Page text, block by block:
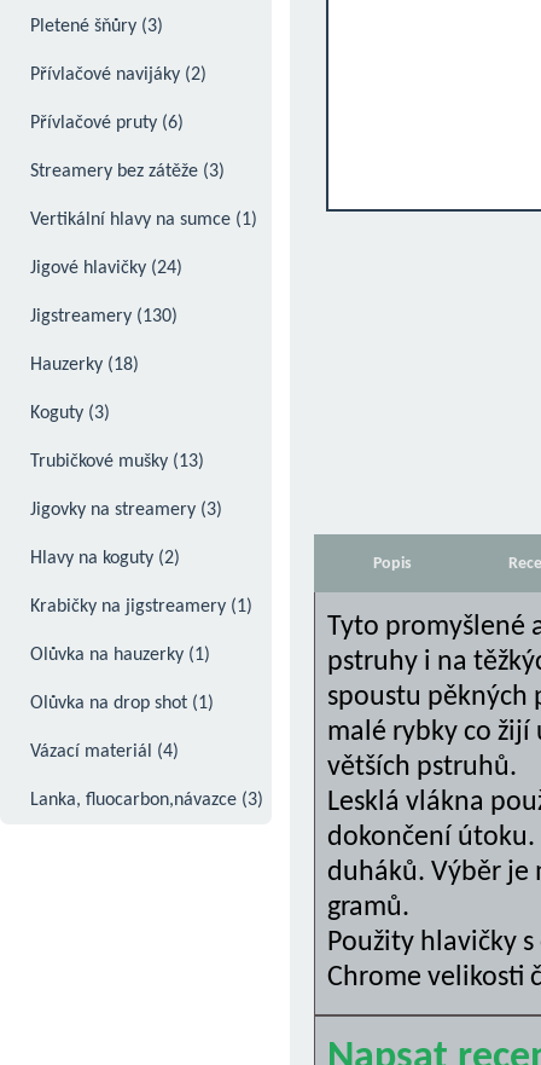
Pletené šňůry (3)
Přívlačové navijáky (2)
Přívlačové pruty (6)
Streamery bez zátěže (3)
Vertikální hlavy na sumce (1)
Jigové hlavičky (24)
- Čeburašky - kloubové jigovky (2)
- Fireball jig (1)
- Jigové hlavy šroubovací (1)
- Olůvka na texas, carolina rig - bullet
- Šroubovací zátěže (1)
- Hlavičky mikro bez protihrotu -
závodnické (1)
- Hlavičky muškařské (1)
- Hlavičky bez nálitku (4)
- Hlavičky kulaté - klasické (1)
- Hlavičky Football - tvar ragbyového
míče (1)
- Hlavičky Erie - tvar žehličky (1)
Jigstreamery (130)
- Candátové (26)
- Candátové wiggle tails (1)
- Jigstreamery candátové Hybrid (1)
- Jigstreamery mořské speciál (3)
- Jigstreamery štikové střední (Norsko)
- Okounové (10)
- Pstruhové (10)
- Pstruhové jigstreamery Fox (1)
- Pstruhové jigstreamery speciál (13)
- Pstruhové z peří marabu (20)
Hauzerky (18)
Koguty (3)
Trubičkové mušky (13)
Jigovky na streamery (3)
Hlavy na koguty (2)
Krabičky na jigstreamery (1)
Olůvka na hauzerky (1)
Olůvka na drop shot (1)
Vázací materiál (4)
- Andělské vlasy (0)
Lanka, fluocarbon,návazce (3)
Popis
Tyto promyšlené
pstruhy i na
spoustu pěkných
malé rybky co
větších pstruhů.
Lesklá vlákna
dokončení útoku.
duháků. Výběr je
gramů.
Použity hlavičky
Chrome velikosti